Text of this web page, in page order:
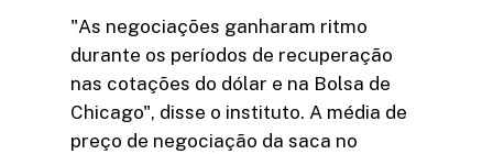
"As negociações ganharam ritmo
durante os períodos de recuperação
nas cotações do dólar e na Bolsa de
Chicago", disse o instituto. A média de
preço de negociação da saca no